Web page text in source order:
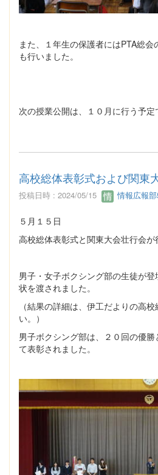
また、１年生の保護者にはPTA総
も行いました。
次の授業公開は、１０月に行う予定
高校総体表彰式および関東
投稿日時 : 2024/05/15 情報広報
５月１５日
高校総体表彰式と関東大会壮行会が
男子・女子ボクシング部の生徒が
状を渡されました。
（結果の詳細は、伊工だよりの高
い。）
男子ボクシング部は、２０回の優
て表彰されました。